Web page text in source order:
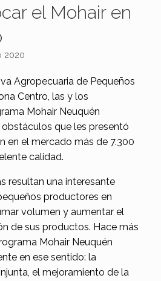
el Mohair en
2020
Agropecuaria de Pequeños
Centro, las y los
Mohair Neuquén
que les presentó
en el mercado más de 7.300
calidad.
resultan una interesante
productores en
volumen y aumentar el
de sus productos. Hace más
Mohair Neuquén
en ese sentido: la
el mejoramiento de la